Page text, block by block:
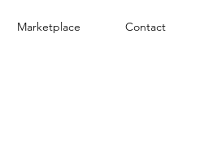
Marketplace Contact